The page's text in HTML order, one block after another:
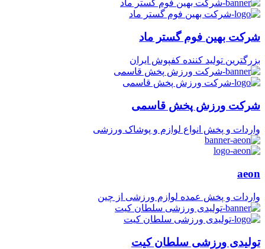
شرکت بهین فوم گستر ماد
بزرگترین تولید کننده کفپوش ایران
شرکت ورزش پخش قاسمی
واردات و پخش انواع لوازم و پوشاک ورزشی
aeon
واردات و پخش عمده لوازم ورزشی از چین
تولیدی ورزشی سلطان کیت